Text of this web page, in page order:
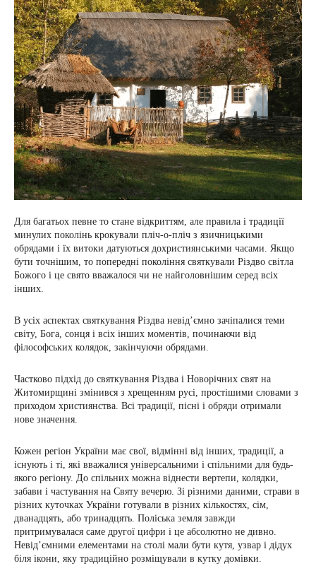
Для багатьох певне то стане відкриттям, але правила і традиції
минулих поколінь крокували пліч-о-пліч з язичницькими
обрядами і їх витоки датуються дохристиянськими часами. Якщо
бути точнішим, то попередні покоління святкували Різдво світла
Божого і це свято вважалося чи не найголовнішим серед всіх
інших.
В усіх аспектах святкування Різдва невід’ємно зачіпалися теми
світу, Бога, сонця і всіх інших моментів, починаючи від
філософських колядок, закінчуючи обрядами.
Частково підхід до святкування Різдва і Новорічних свят на
Житомирщині змінився з хрещенням русі, простішими словами з
приходом християнства. Всі традиції, пісні і обряди отримали
нове значення.
Кожен регіон України має свої, відмінні від інших, традиції, а
існують і ті, які вважалися універсальними і спільними для будь-
якого регіону. До спільних можна віднести вертепи, колядки,
забави і частування на Святу вечерю. Зі різними даними, страви в
різних куточках України готували в різних кількостях, сім,
дванадцять, або тринадцять. Поліська земля завжди
притримувалася саме другої цифри і це абсолютно не дивно.
Невід’ємними елементами на столі мали бути кутя, узвар і дідух
біля ікони, яку традиційно розміщували в кутку домівки.